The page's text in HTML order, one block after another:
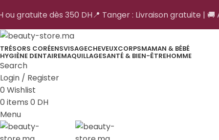
TRÉSORS CORÉENSVISAGECHEVEUXCORPSMAMAN & BÉBÉ
HYGIÈNE DENTAIREMAQUILLAGESANTÉ & BIEN-ÊTREHOMME
Search
Login / Register
0 Wishlist
0 items 0 DH
Menu
gratuite dès 350 DH📍 Tanger : Livraison gratuite | 🚚